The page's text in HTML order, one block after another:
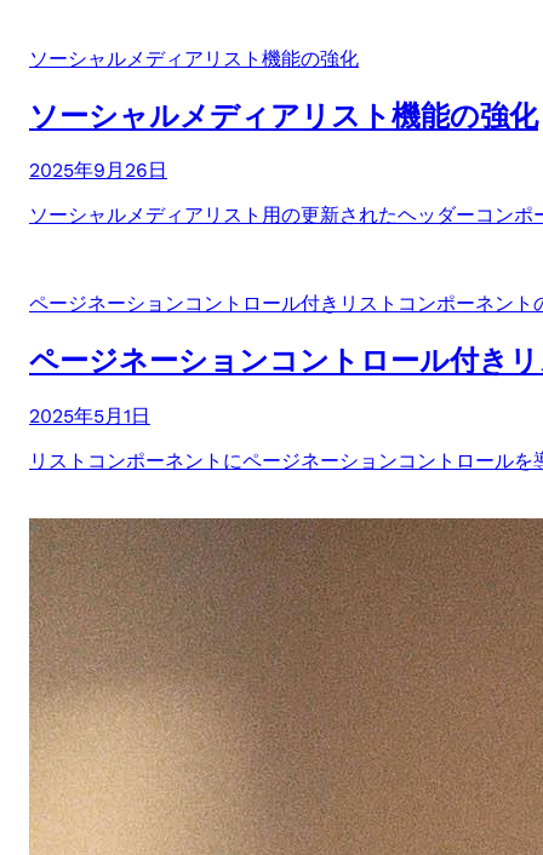
ソーシャルメディアリスト機能の強化
ソーシャルメディアリスト機能の強化
2025年9月26日
ソーシャルメディアリスト用の更新されたヘッダーコンポ
ページネーションコントロール付きリストコンポーネント
ページネーションコントロール付き
2025年5月1日
リストコンポーネントにページネーションコントロール